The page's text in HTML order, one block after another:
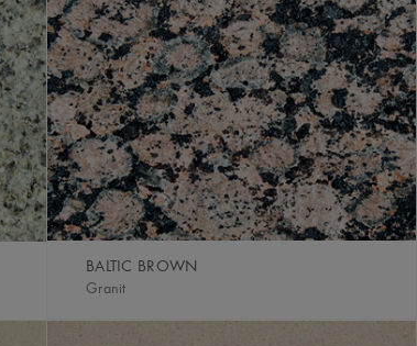
BALTIC BROWN
Granit